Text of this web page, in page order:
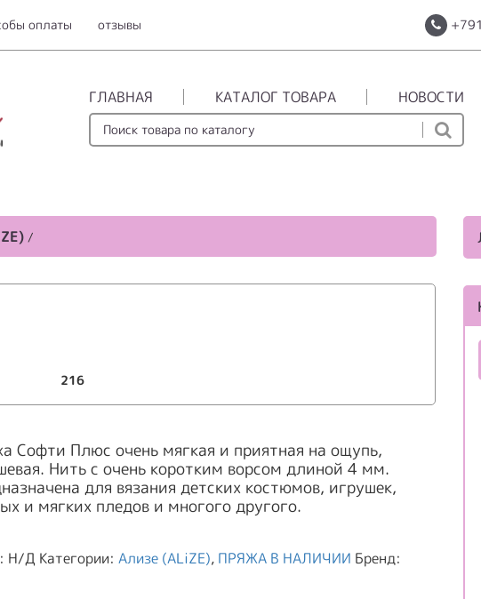
оплаты отзывы
ГЛАВНАЯ КАТАЛОГ ТОВАРА НОВОСТИ
/
216
Софти Плюс очень мягкая и приятная на ощупь,
Нить с очень коротким ворсом длиной 4 мм.
для вязания детских костюмов, игрушек,
и мягких пледов и многого другого.
Н/Д Категории:Ализе (ALiZE), ПРЯЖА В НАЛИЧИИ Бренд: